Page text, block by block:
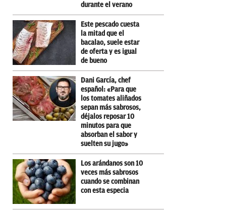
durante el verano
Este pescado cuesta
la mitad que el
bacalao, suele estar
de oferta y es igual
de bueno
Dani García, chef
español: «Para que
los tomates aliñados
sepan más sabrosos,
déjalos reposar 10
minutos para que
absorban el sabor y
suelten su jugo»
Los arándanos son 10
veces más sabrosos
cuando se combinan
con esta especia